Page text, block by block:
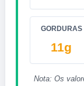
GORDURAS
11g
Nota: Os